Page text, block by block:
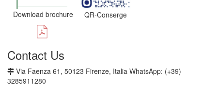
Download brochure QR-Conserge
Contact Us
Via Faenza 61, 50123 Firenze, Italia WhatsApp: (+39)
3285911280